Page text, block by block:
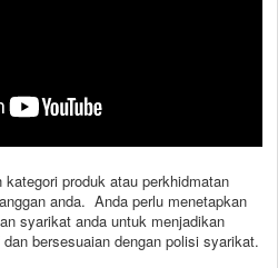
kategori produk atau perkhidmatan
anda. Anda perlu menetapkan
syarikat anda untuk menjadikan
bersesuaian dengan polisi syarikat.